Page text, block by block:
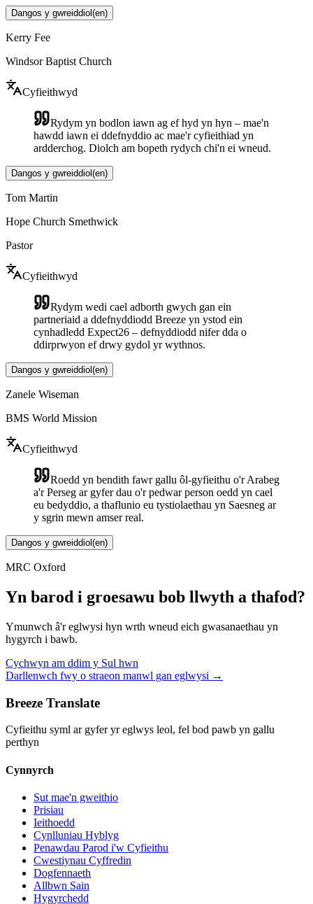
Dangos y gwreiddiol (en)
Kerry Fee
Windsor Baptist Church
Cyfieithwyd
Rydym yn bodlon iawn ag ef hyd yn hyn – mae'n
hawdd iawn ei ddefnyddio ac mae'r cyfieithiad yn
ardderchog. Diolch am bopeth rydych chi'n ei wneud.
Dangos y gwreiddiol (en)
Tom Martin
Hope Church Smethwick
Pastor
Cyfieithwyd
Rydym wedi cael adborth gwych gan ein
partneriaid a ddefnyddiodd Breeze yn ystod ein
cynhadledd Expect26 – defnyddiodd nifer dda o
ddirprwyon ef drwy gydol yr wythnos.
Dangos y gwreiddiol (en)
Zanele Wiseman
BMS World Mission
Cyfieithwyd
Roedd yn bendith fawr gallu ôl-gyfieithu o'r Arabeg
a'r Perseg ar gyfer dau o'r pedwar person oedd yn cael
eu bedyddio, a thaflunio eu tystiolaethau yn Saesneg ar
y sgrin mewn amser real.
Dangos y gwreiddiol (en)
MRC Oxford
Yn barod i groesawu bob llwyth a thafod?
Ymunwch â'r eglwysi hyn wrth wneud eich gwasanaethau yn
hygyrch i bawb.
Cychwyn am ddim y Sul hwn
Darllenwch fwy o straeon manwl gan eglwysi →
Breeze Translate
Cyfieithu syml ar gyfer yr eglwys leol, fel bod pawb yn gallu
perthyn
Cynnyrch
Sut mae'n gweithio
Prisiau
Ieithoedd
Cynlluniau Hyblyg
Penawdau Parod i'w Cyfieithu
Cwestiynau Cyffredin
Dogfennaeth
Allbwn Sain
Hygyrchedd